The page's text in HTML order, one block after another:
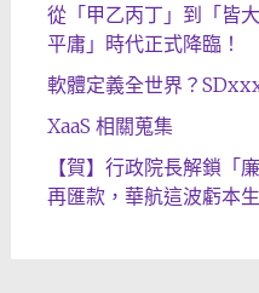
從「甲乙丙丁」到「皆
平庸」時代正式降臨！
軟體定義全世界？
XaaS 相關蒐集
【賀】行政院長解鎖「
再匯款，華航這波虧本